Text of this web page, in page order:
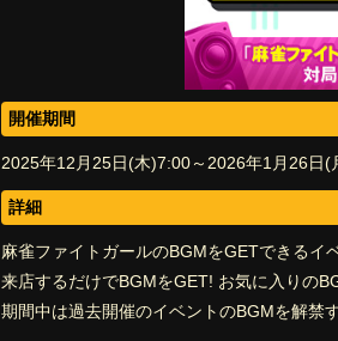
開催期間
2025年12月25日(木)7:00～2026年1月26日(
詳細
麻雀ファイトガールのBGMをGETできるイ
来店するだけでBGMをGET! お気に入りの
期間中は過去開催のイベントのBGMを解禁